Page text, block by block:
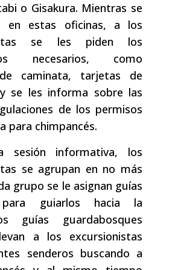
o Gisakura. Mientras se
en estas oficinas, a los
se les piden los
necesarios, como
caminata, tarjetas de
se les informa sobre las
de los permisos
para chimpancés.
sesión informativa, los
se agrupan en no más
grupo se le asignan guías
para guiarlos hacia la
guías guardabosques
a los excursionistas
senderos buscando a